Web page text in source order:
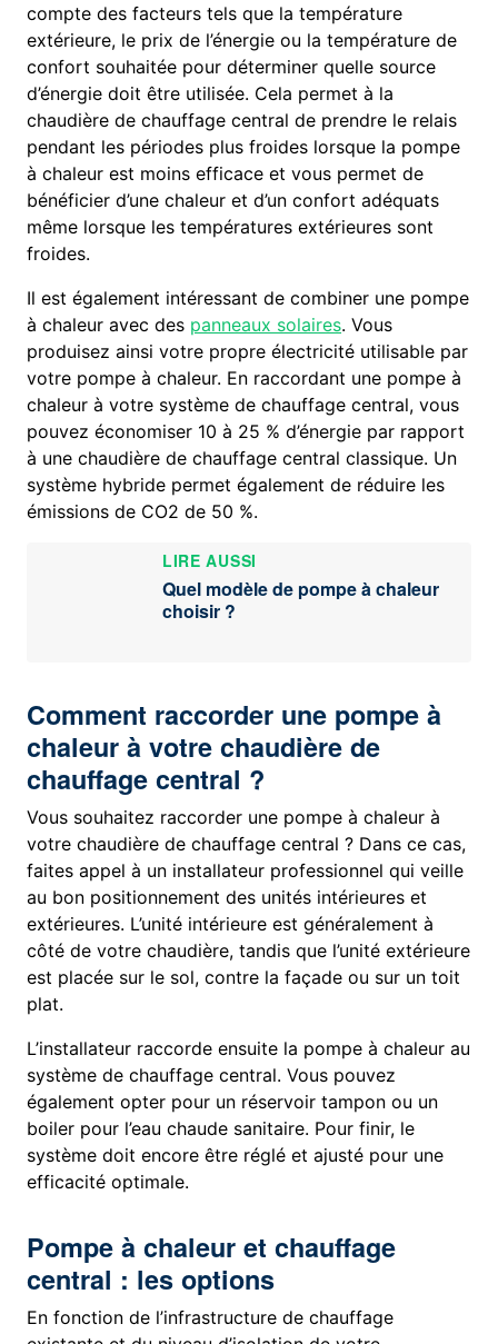
compte des facteurs tels que la température
extérieure, le prix de l’énergie ou la température de
confort souhaitée pour déterminer quelle source
d’énergie doit être utilisée. Cela permet à la
chaudière de chauffage central de prendre le relais
pendant les périodes plus froides lorsque la pompe
à chaleur est moins efficace et vous permet de
bénéficier d’une chaleur et d’un confort adéquats
même lorsque les températures extérieures sont
froides.
Il est également intéressant de combiner une pompe
à chaleur avec des panneaux solaires. Vous
produisez ainsi votre propre électricité utilisable par
votre pompe à chaleur. En raccordant une pompe à
chaleur à votre système de chauffage central, vous
pouvez économiser 10 à 25 % d’énergie par rapport
à une chaudière de chauffage central classique. Un
système hybride permet également de réduire les
émissions de CO2 de 50 %.
LIRE AUSSI
Quel modèle de pompe à chaleur
choisir ?
Comment raccorder une pompe à
chaleur à votre chaudière de
chauffage central ?
Vous souhaitez raccorder une pompe à chaleur à
votre chaudière de chauffage central ? Dans ce cas,
faites appel à un installateur professionnel qui veille
au bon positionnement des unités intérieures et
extérieures. L’unité intérieure est généralement à
côté de votre chaudière, tandis que l’unité extérieure
est placée sur le sol, contre la façade ou sur un toit
plat.
L’installateur raccorde ensuite la pompe à chaleur au
système de chauffage central. Vous pouvez
également opter pour un réservoir tampon ou un
boiler pour l’eau chaude sanitaire. Pour finir, le
système doit encore être réglé et ajusté pour une
efficacité optimale.
Pompe à chaleur et chauffage
central : les options
En fonction de l’infrastructure de chauffage